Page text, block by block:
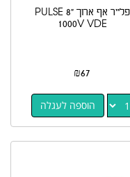
פלייר אף ארוך PULSE 8"
1000V VDE
₪67
הוספה לעגלה